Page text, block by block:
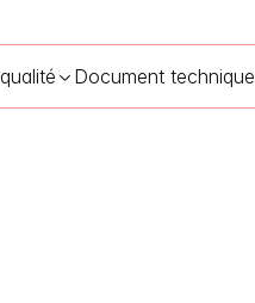
Document technique